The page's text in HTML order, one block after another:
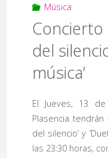
de
‘Manos
Unidas’"
Música
Concierto
del
música’
El Jueves, 13
Plasencia
del silencio’ y
las 23:30 horas,